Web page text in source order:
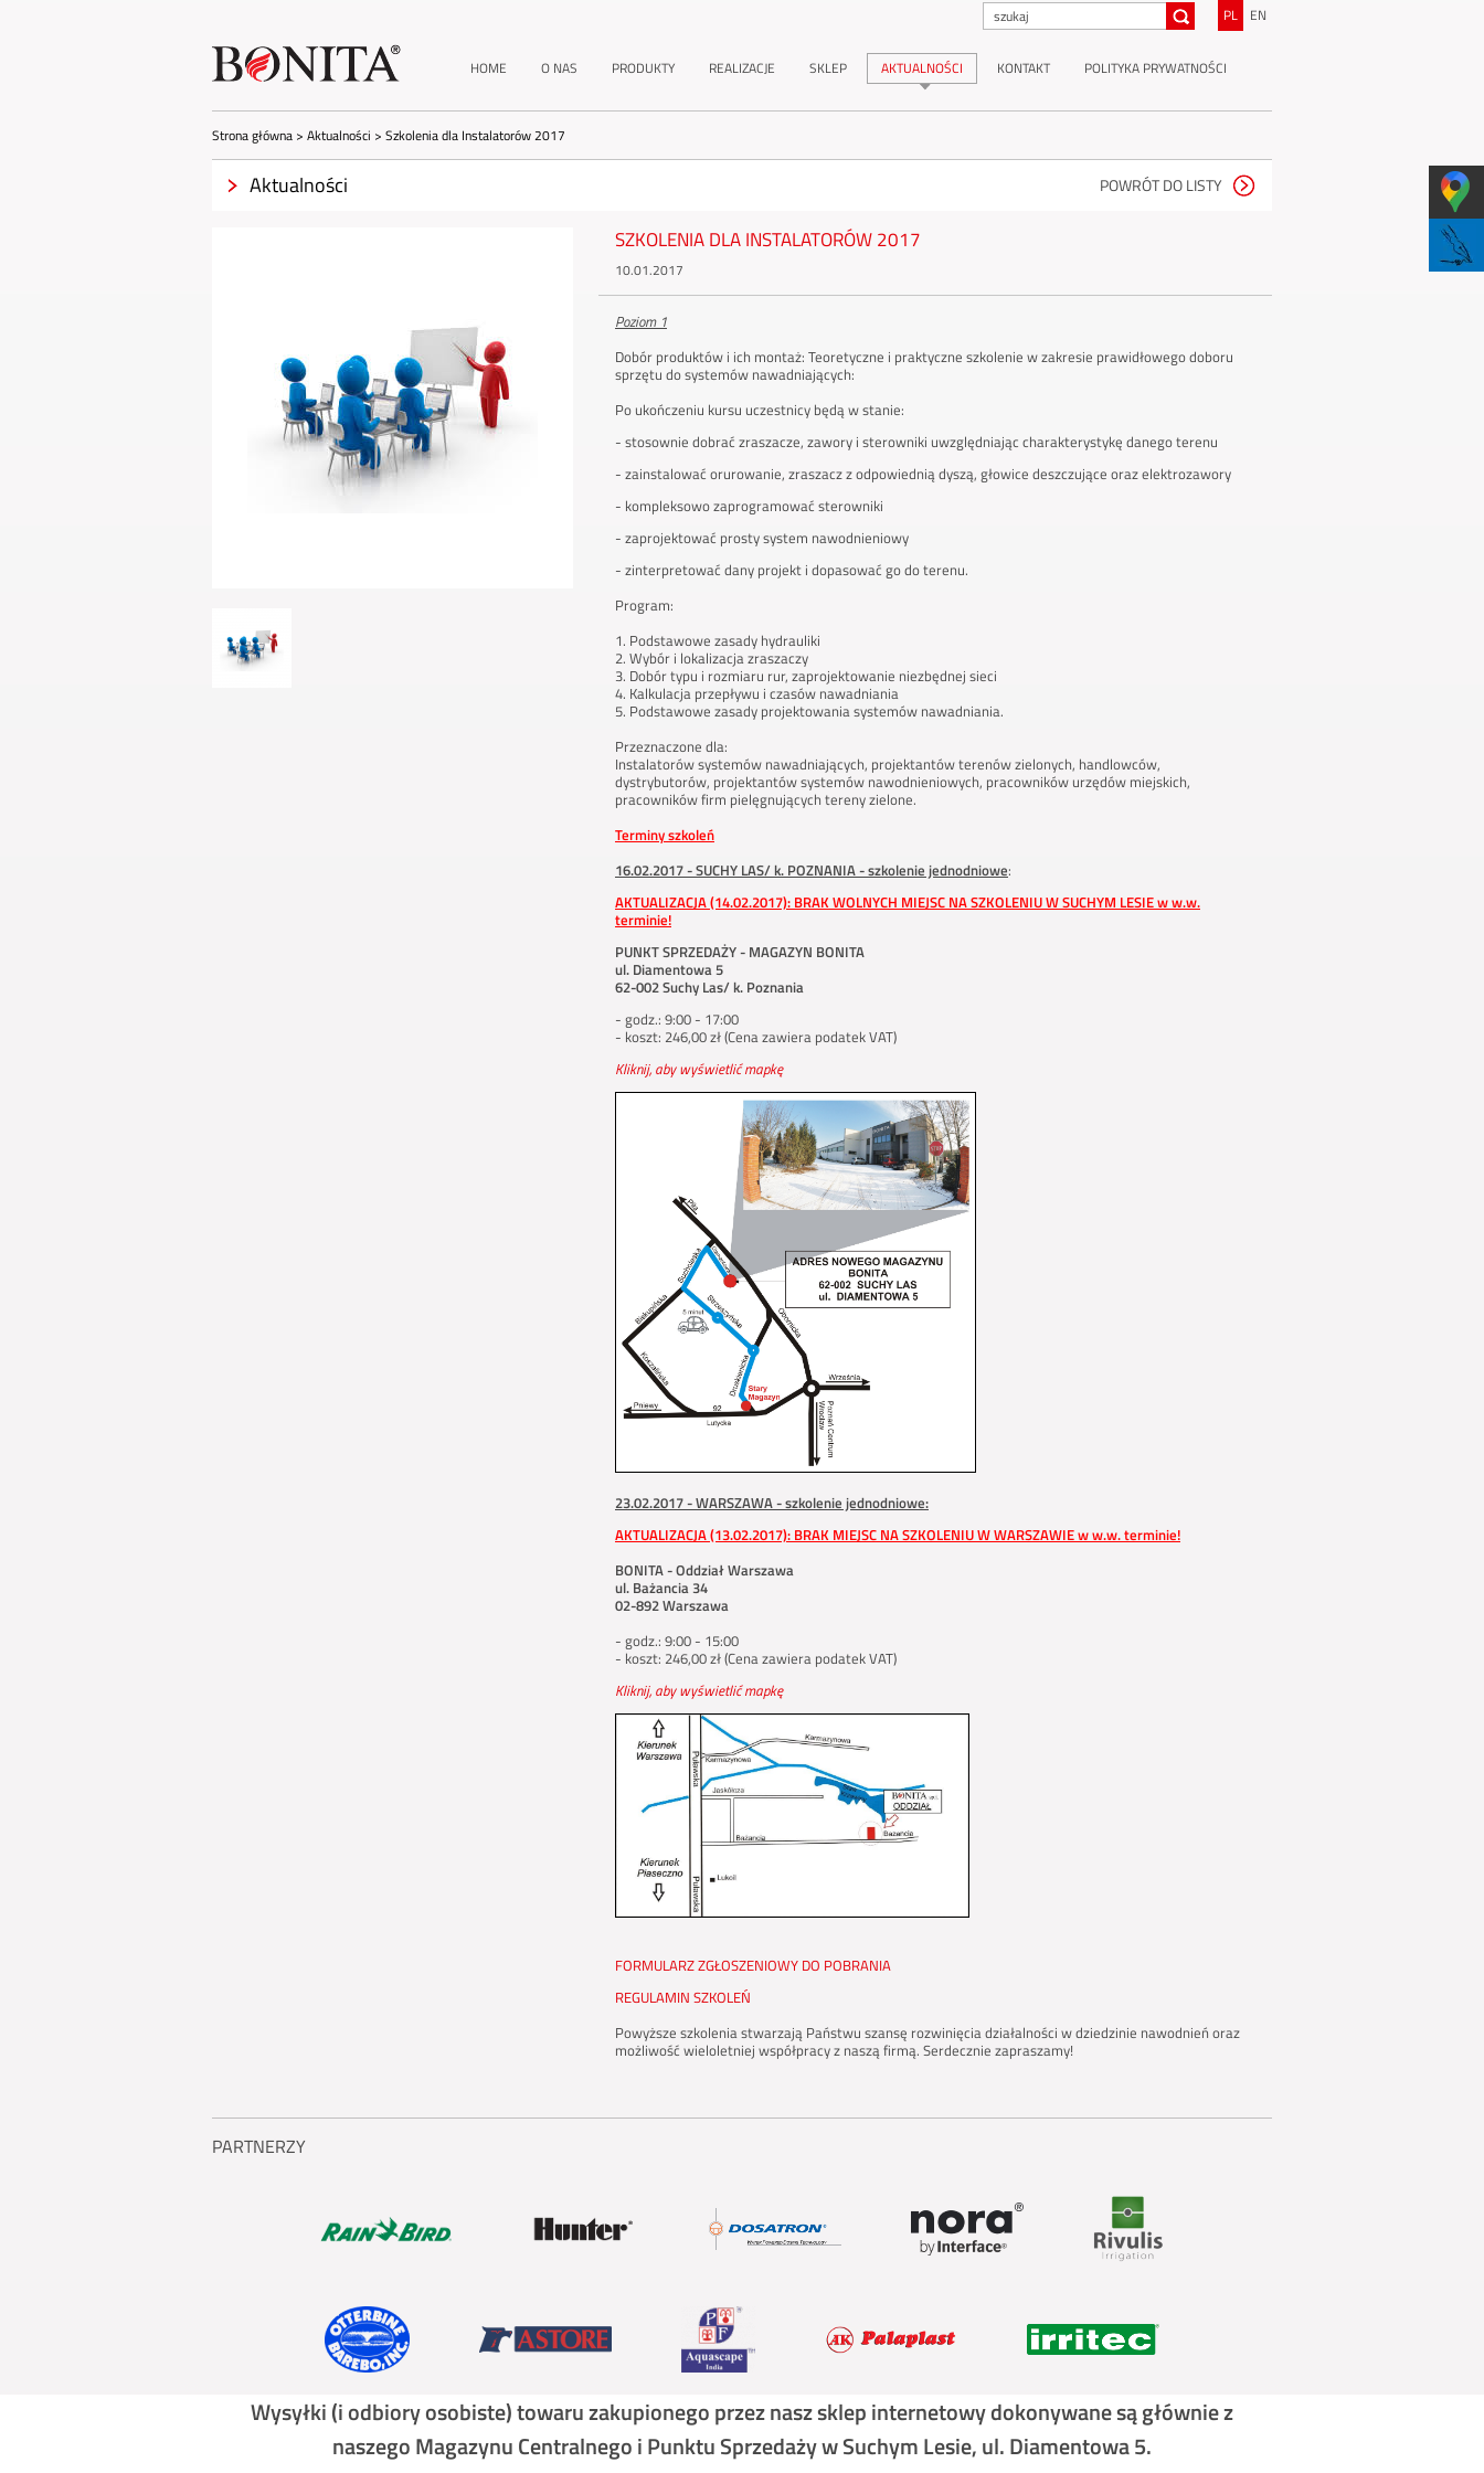
PL EN
HOME O NAS PRODUKTY REALIZACJE SKLEP AKTUALNOŚCI KONTAKT POLITYKA PRYWATNOŚCI
Strona główna > Aktualności > Szkolenia dla Instalatorów 2017
POWRÓT DO LISTY
Aktualności
SZKOLENIA DLA INSTALATORÓW 2017
10.01.2017
Poziom 1
Dobór produktów i ich montaż: Teoretyczne i praktyczne szkolenie w zakresie prawidłowego doboru
sprzętu do systemów nawadniających:
Po ukończeniu kursu uczestnicy będą w stanie:
- stosownie dobrać zraszacze, zawory i sterowniki uwzględniając charakterystykę danego terenu
- zainstalować orurowanie, zraszacz z odpowiednią dyszą, głowice deszczujące oraz elektrozawory
- kompleksowo zaprogramować sterowniki
- zaprojektować prosty system nawodnieniowy
- zinterpretować dany projekt i dopasować go do terenu.
Program:
1. Podstawowe zasady hydrauliki
2. Wybór i lokalizacja zraszaczy
3. Dobór typu i rozmiaru rur, zaprojektowanie niezbędnej sieci
4. Kalkulacja przepływu i czasów nawadniania
5. Podstawowe zasady projektowania systemów nawadniania.
Przeznaczone dla:
Instalatorów systemów nawadniających, projektantów terenów zielonych, handlowców,
dystrybutorów, projektantów systemów nawodnieniowych, pracowników urzędów miejskich,
pracowników firm pielęgnujących tereny zielone.
Terminy szkoleń
16.02.2017 - SUCHY LAS/ k. POZNANIA - szkolenie jednodniowe:
AKTUALIZACJA (14.02.2017): BRAK WOLNYCH MIEJSC NA SZKOLENIU W SUCHYM LESIE w w.w.
terminie!
PUNKT SPRZEDAŻY - MAGAZYN BONITA
ul. Diamentowa 5
62-002 Suchy Las/ k. Poznania
- godz.: 9:00 - 17:00
- koszt: 246,00 zł (Cena zawiera podatek VAT)
Kliknij, aby wyświetlić mapkę
23.02.2017 - WARSZAWA- szkolenie jednodniowe:
AKTUALIZACJA (13.02.2017): BRAK MIEJSC NA SZKOLENIU W WARSZAWIE w w.w. terminie!
BONITA - Oddział Warszawa
ul. Bażancia 34
02-892 Warszawa
- godz.: 9:00 - 15:00
- koszt: 246,00 zł (Cena zawiera podatek VAT)
Kliknij, aby wyświetlić mapkę
FORMULARZ ZGŁOSZENIOWY DO POBRANIA
REGULAMIN SZKOLEŃ
Powyższe szkolenia stwarzają Państwu szansę rozwinięcia działalności w dziedzinie nawodnień oraz
możliwość wieloletniej współpracy z naszą firmą. Serdecznie zapraszamy!
PARTNERZY
Wysyłki (i odbiory osobiste) towaru zakupionego przez nasz sklep internetowy dokonywane są głównie z
naszego Magazynu Centralnego i Punktu Sprzedaży w Suchym Lesie, ul. Diamentowa 5.